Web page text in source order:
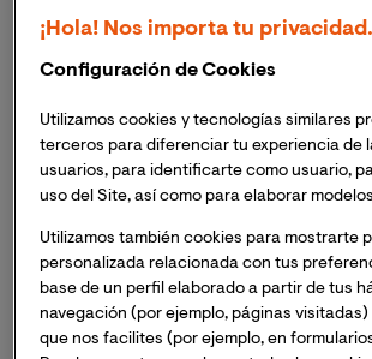
actuación coordinada de diferentes
funciones y labores diferenciadas, con
auxiliar y garantizar el bienestar de las
indirecta. Este simposio pretende
visión global del trabajo que se realiza
perspectivas profesionales, haciendo
física y de la salud mental.
El Simposio comenzará con la
contextualizar el impacto de los
¡Hola! Nos importa tu privacidad.
Configuración de Cookies
Utilizamos cookies y tecnologías similares
terceros para diferenciar tu experiencia de
usuarios, para identificarte como usuario,
uso del Site, así como para elaborar
Utilizamos también cookies para mostrarte
personalizada relacionada con tus
base de un perfil elaborado a partir de tus
navegación (por ejemplo, páginas
que nos facilites (por ejemplo, en